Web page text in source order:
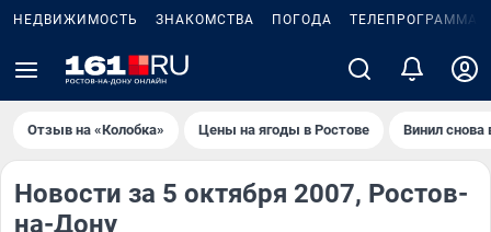
НЕДВИЖИМОСТЬ ЗНАКОМСТВА ПОГОДА ТЕЛЕПРОГРАММА
Отзыв на «Колобка» Цены на ягоды в Ростове Винил снова
Новости за 5 октября 2007, Ростов-
на-Дону